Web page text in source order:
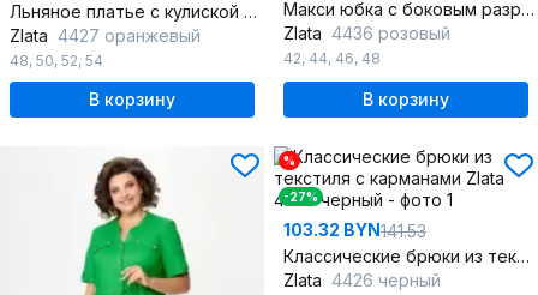
Льняное платье с кулиской и накладными карманами
Zlata 4427 оранжевый
48, 50, 52, 54
В корзину
Макси юбка с боковым разрезом и асимметрией
Zlata 4436 розовый
42, 44, 46, 48
В корзину
%
-27%
103.32 BYN141.53
Классические брюки из текстиля с карманами
Zlata 4426 черный